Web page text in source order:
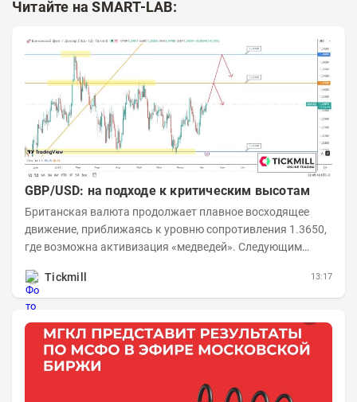
Читайте на SMART-LAB:
GBP/USD: на подходе к критическим высотам
Британская валюта продолжает плавное восходящее
движение, приближаясь к уровню сопротивления 1.3650,
где возможна активизация «медведей». Следующим
Tickmill
13:17